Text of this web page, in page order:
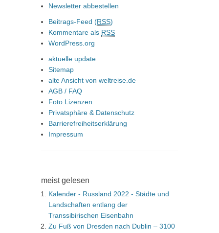
Newsletter abbestellen
Beitrags-Feed (RSS)
Kommentare als RSS
WordPress.org
aktuelle update
Sitemap
alte Ansicht von weltreise.de
AGB / FAQ
Foto Lizenzen
Privatsphäre & Datenschutz
Barrierefreiheitserklärung
Impressum
meist gelesen
Kalender - Russland 2022 - Städte und
Landschaften entlang der
Transsibirischen Eisenbahn
Zu Fuß von Dresden nach Dublin – 3100